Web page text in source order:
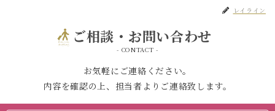
レイライン
ご相談・お問い合わせ
- CONTACT -
お気軽にご連絡ください。
内容を確認の上、担当者よりご連絡致します。